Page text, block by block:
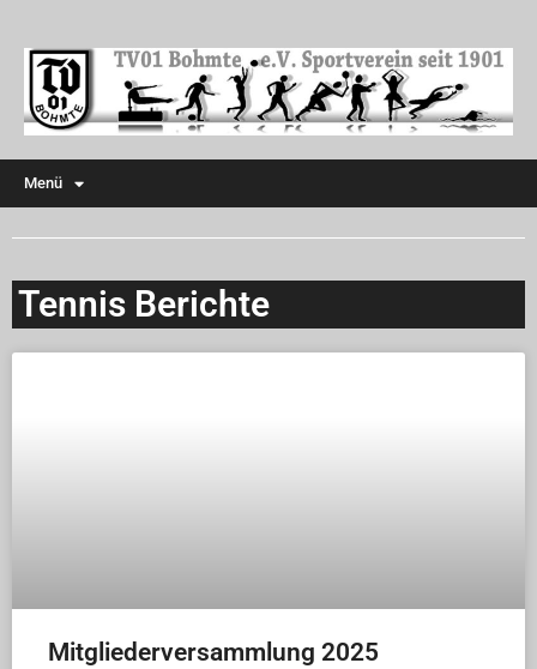
Menü
Tennis Berichte
Mitgliederversammlung 2025